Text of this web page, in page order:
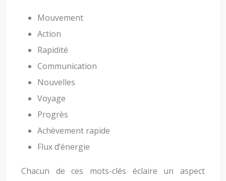
Mouvement
Action
Rapidité
Communication
Nouvelles
Voyage
Progrès
Achèvement rapide
Flux d’énergie
Chacun de ces mots-clés éclaire un aspect